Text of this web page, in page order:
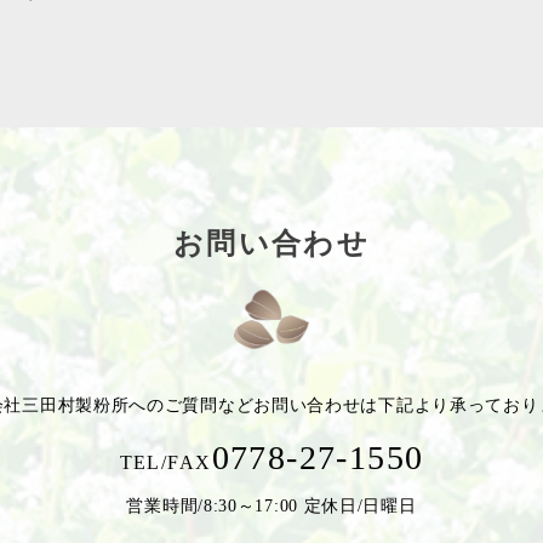
お問い合わせ
社三田村製粉所へのご質問などお問い合わせは下記より承っており
TEL/FAX 0778-27-1550
営業時間/8:30～17:00 定休日/日曜日